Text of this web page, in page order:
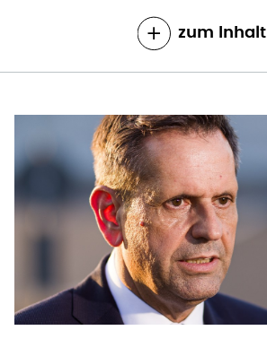
zum Inhalt